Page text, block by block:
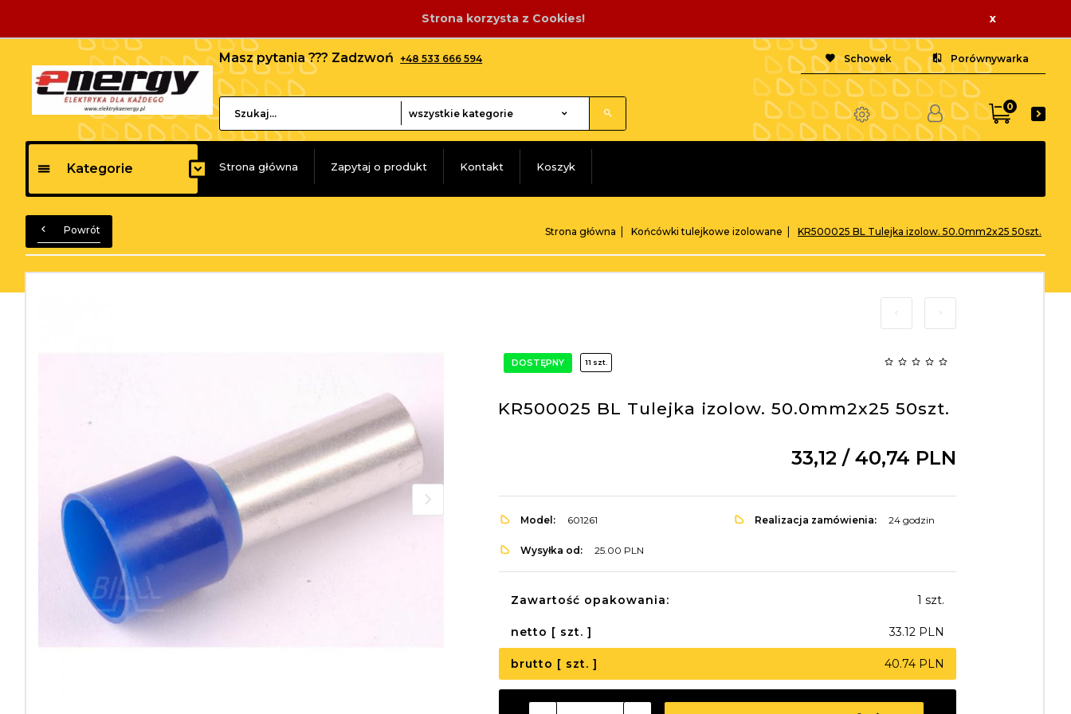
Strona korzysta z Cookies! x
Masz pytania ??? Zadzwoń +48 533 666 594
categories_searcher
wszystkie kategorie
Schowek Porównywarka
0
Kategorie Strona główna Zapytaj o produkt Kontakt Koszyk
Powrót Strona główna Końcówki tulejkowe izolowane KR500025 BL Tulejka izolow. 50.0mm2x25 50szt.
DOSTĘPNY 11 szt.
KR500025 BL Tulejka izolow. 50.0mm2x25 50szt.
33,12 / 40,74 PLN
Model: 601261 Realizacja zamówienia: 24 godzin
Wysyłka od: 25.00 PLN
Zawartość opakowania: 1 szt.
netto [ szt. ] 33.12 PLN
brutto [ szt. ] 40.74 PLN